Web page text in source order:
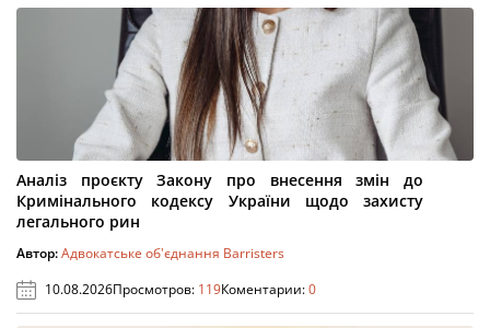
Аналіз проєкту Закону про внесення змін до
Кримінального кодексу України щодо захисту
легального рин
Автор:Адвокатське об'єднання Barristers
10.08.2026Просмотров: 119Коментарии:0